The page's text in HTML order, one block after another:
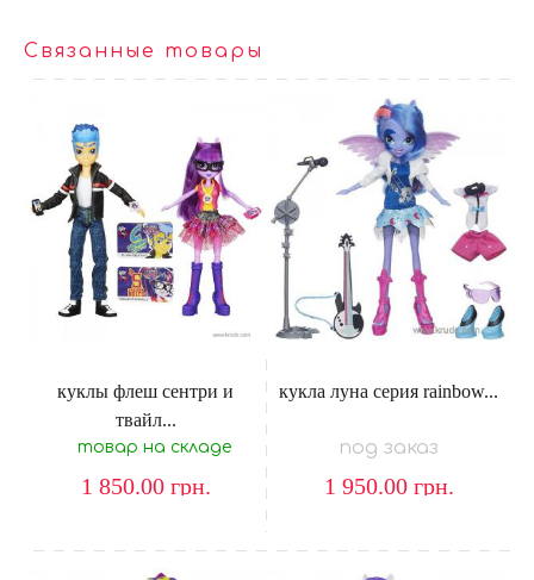
Связанные товары
куклы флеш сентри и
твайл...
товар на складе
1 850.00 грн.
кукла луна серия rainbow...
под заказ
1 950.00 грн.